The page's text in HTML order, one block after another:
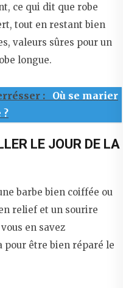
ce qui dit que robe
tout en restant bien
valeurs sûres pour un
longue.
:
Où se marier
?
LE JOUR DE LA
barbe bien coiffée ou
relief et un sourire
en savez
pour être bien réparé le